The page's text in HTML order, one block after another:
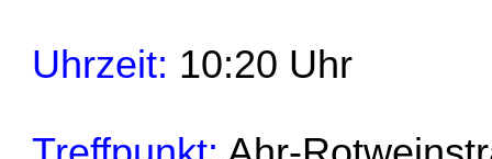
Uhrzeit: 10:20 Uhr